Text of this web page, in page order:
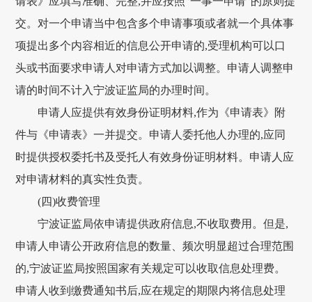
交。对一个申请当中包含多个申请事项或者就一个具体事
项提出多个内容相近的信息公开申请的,受理机构可以口
头或书面要求申请人对申请方式加以调整。申请人调整申
请的时间不计入宁波证监局的办理时间。
申请人应提供有效身份证明材料,作为《申请表》附
件与《申请表》一并提交。申请人委托他人办理的,应同
时提供授权委托书及受托人有效身份证明材料。申请人应
对申请材料的真实性负责。
(四)收费管理
宁波证监局依申请提供政府信息,不收取费用。但是,
申请人申请公开政府信息的数量、频次明显超过合理范围
的,宁波证监局按照国家有关规定可以收取信息处理费。
申请人收到缴费通知书后,应在规定的期限内将信息处理